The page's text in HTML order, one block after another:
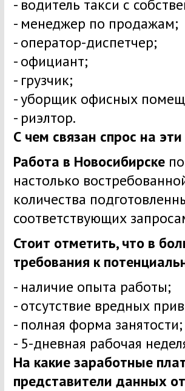
- водитель такси с
- менеджер по продажам;
- оператор-диспетчер;
- официант;
- грузчик;
- уборщик офисных
- риэлтор.
С чем связан спрос на
Работа в Новосибирскепо
настолько
количества
соответствующих
Стоит отметить, что в
требования к
- наличие опыта работы;
- отсутствие вредных
- полная форма занятости;
- 5-дневная рабочая
На какие заработные
представители данных